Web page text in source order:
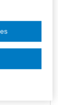
vám
košíku